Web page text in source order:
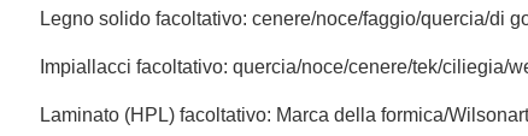
Legno solido facoltativo: cenere/noce/faggio/quercia/di
Impiallacci facoltativo: quercia/noce/cenere/tek/ciliegia/
Laminato (HPL) facoltativo: Marca della formica/